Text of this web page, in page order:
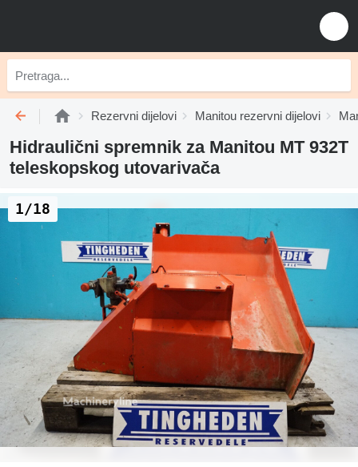
Rezervni dijelovi Manitou rezervni dijelovi
Hidraulični spremnik za Manitou MT 932T
teleskopskog utovarivača
1/18